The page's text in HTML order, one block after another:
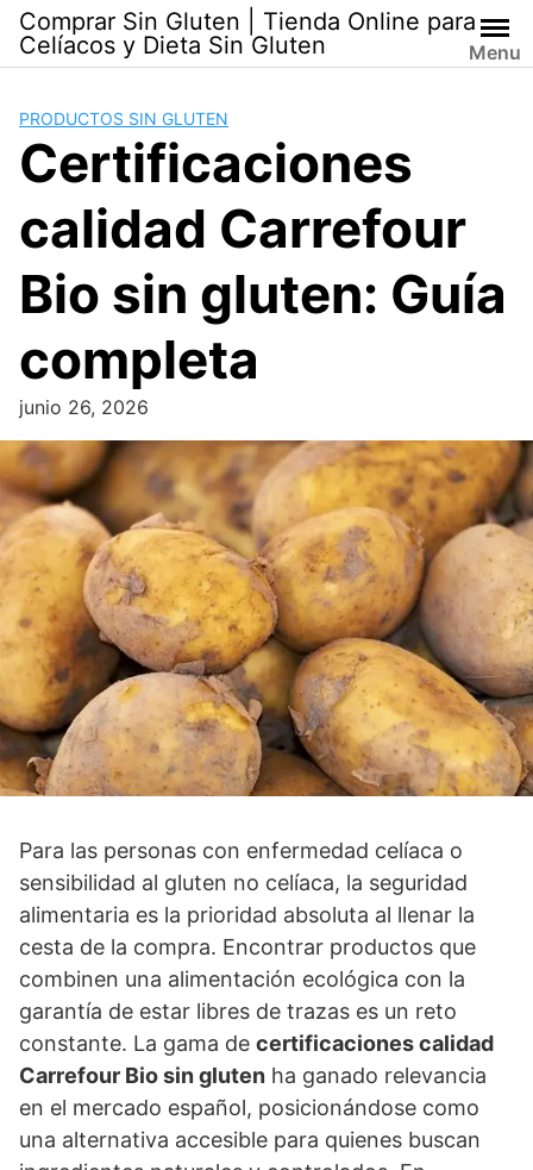
Skip
content
Comprar Sin Gluten | Tienda Online para
Celíacos y Dieta Sin Gluten
Menu
PRODUCTOS SIN GLUTEN
Certificaciones
calidad Carrefour
Bio sin gluten: Guía
completa
junio 26, 2026
Para las personas con enfermedad celíaca o
sensibilidad al gluten no celíaca, la seguridad
alimentaria es la prioridad absoluta al llenar la
cesta de la compra. Encontrar productos que
combinen una alimentación ecológica con la
garantía de estar libres de trazas es un reto
constante. La gama de certificaciones calidad
Carrefour Bio sin gluten ha ganado relevancia
en el mercado español, posicionándose como
una alternativa accesible para quienes buscan